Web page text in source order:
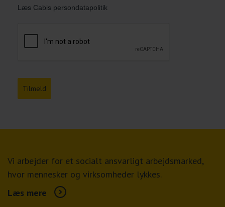
Læs Cabis persondatapolitik
Tilmeld
Vi arbejder for et socialt ansvarligt arbejdsmarked,
hvor mennesker og virksomheder lykkes.
Læs mere